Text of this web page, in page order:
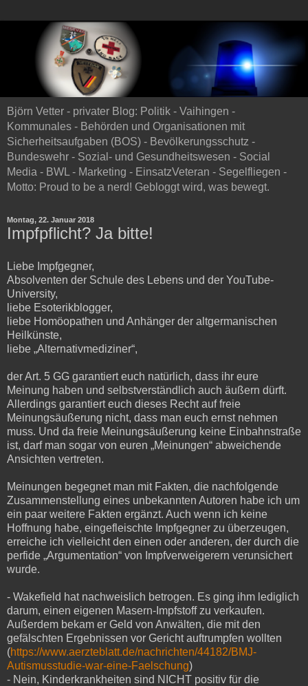
Björn Vetter - privater Blog: Politik - Vaihingen -
Kommunales - Behörden und Organisationen mit
Sicherheitsaufgaben (BOS) - Bevölkerungsschutz -
Bundeswehr - Sozial- und Gesundheitswesen - Social
Media - BWL - Marketing - EinsatzVeteran - Segelfliegen -
Motto: Proud to be a nerd! Gebloggt wird, was bewegt.
Montag, 22. Januar 2018
Impfpflicht? Ja bitte!
Liebe Impfgegner,
Absolventen der Schule des Lebens und der YouTube-
University,
liebe Esoterikblogger,
liebe Homöopathen und Anhänger der altgermanischen
Heilkünste,
liebe „Alternativmediziner“,
der Art. 5 GG garantiert euch natürlich, dass ihr eure
Meinung haben und selbstverständlich auch äußern dürft.
Allerdings garantiert euch dieses Recht auf freie
Meinungsäußerung nicht, dass man euch ernst nehmen
muss. Und da freie Meinungsäußerung keine Einbahnstraße
ist, darf man sogar von euren „Meinungen“ abweichende
Ansichten vertreten.
Meinungen begegnet man mit Fakten, die nachfolgende
Zusammenstellung eines unbekannten Autoren habe ich um
ein paar weitere Fakten ergänzt. Auch wenn ich keine
Hoffnung habe, eingefleischte Impfgegner zu überzeugen,
erreiche ich vielleicht den einen oder anderen, der durch die
perfide „Argumentation“ von Impfverweigerern verunsichert
wurde.
- Wakefield hat nachweislich betrogen. Es ging ihm lediglich
darum, einen eigenen Masern-Impfstoff zu verkaufen.
Außerdem bekam er Geld von Anwälten, die mit den
gefälschten Ergebnissen vor Gericht auftrumpfen wollten
(https://www.aerzteblatt.de/nachrichten/44182/BMJ-
Autismusstudie-war-eine-Faelschung)
- Nein, Kinderkrankheiten sind NICHT positiv für die